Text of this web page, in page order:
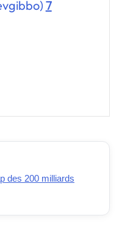
7
des 200 milliards